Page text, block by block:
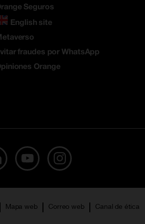
Seguros
English site
fraudes por WhatsApp
Orange
Mapa web Correo web Canal de ética